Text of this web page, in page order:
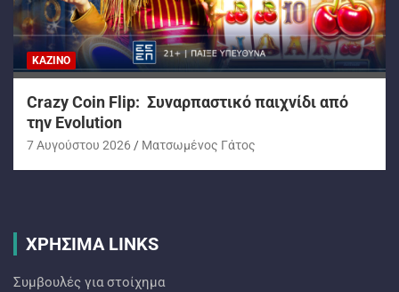
ΚΑΖΊΝΟ
Crazy Coin Flip: Συναρπαστικό παιχνίδι από
την Evolution
7 Αυγούστου 2026 Ματσωμένος Γάτος
ΧΡΗΣΙΜΑ LINKS
Συμβουλές για στοίχημα